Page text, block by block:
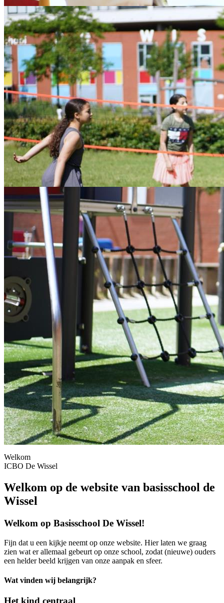
Welkom
ICBO De Wissel
Welkom op de website van basisschool de
Wissel
Welkom op Basisschool De Wissel!
Fijn dat u een kijkje neemt op onze website. Hier laten we graag
zien wat er allemaal gebeurt op onze school, zodat (nieuwe) ouders
een helder beeld krijgen van onze aanpak en sfeer.
Wat vinden wij belangrijk?
Het kind centraal